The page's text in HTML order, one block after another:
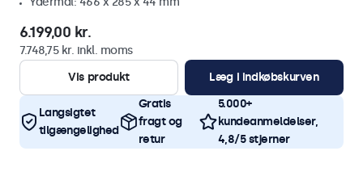
6.199,00 kr.
7.748,75 kr. inkl. moms
Vis produkt
Læg i indkøbskurven
Langsigtet
tilgængelighed
Gratis
fragt og
retur
5.000+
kundeanmeldelser,
4,8/5 stjerner